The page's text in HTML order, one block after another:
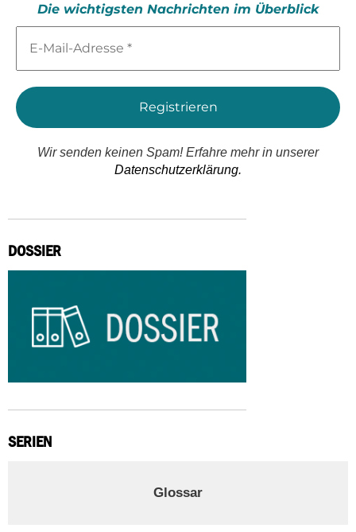
Die wichtigsten Nachrichten im Überblick
Mail-
*
Wir senden keinen Spam! Erfahre mehr in unserer
Datenschutzerklärung.
DOSSIER
SERIEN
Glossar